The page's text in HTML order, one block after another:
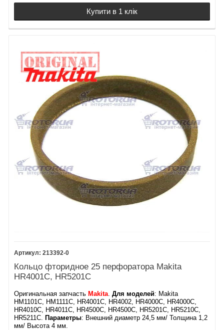
Купити в 1 клік
213392-0
Кольцо фторидное 25 перфоратора Makita
HR4001C, HR5201C
Оригинальная запчасть Makita .Для моделей: Makita
HM1101C, HM1111C, HR4001C, HR4002, HR4000C, HR4000C,
HR4010C, HR4011C, HR4500C, HR4500C, HR5201C, HR5210C,
HR5211C​​.
Параметры: Внешний диаметр 24,5 мм/ Толщина 1,2
мм/ Высота 4 мм.